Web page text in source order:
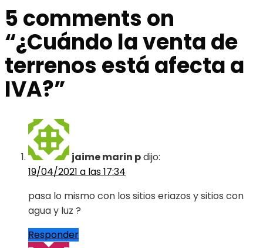
5 comments on
“¿Cuándo la venta de
terrenos está afecta a
IVA?”
jaime marin pdijo:
19/04/2021 a las 17:34
pasa lo mismo con los sitios eriazos y sitios con
agua y luz ?
Responder